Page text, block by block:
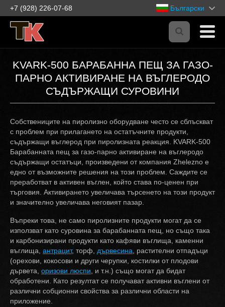
+7 (928) 226-07-68 Български
KVARK-500 БАРАБАННА ПЕЩ ЗА ГАЗО-
ПАРНО АКТИВИРАНЕ НА ВЪГЛЕРОДО
СЪДЪРЖАЩИ СУРОВИНИ
Собствениците на пиролизно оборудване често се сблъскват
с проблем при прилагането на остатъчните продукти,
съдържащи въглерод при пиролизната реакция. KVARK-500
Барабанната пещ за газо-парно активиране на въглеродо
съдържащи остатъци, произведени от компания Zhelezno е
едно от възможните решения на този проблем. Саждите се
преработват в активен въглен, който става по-ценен при
търговия. Активирането увеличава търсенето на този продукт
и значително увеличава неговият пазар.
Въпреки това, не само пиролизните продукти могат да се
използват като суровина за барабанната пещ, но също така
и карбонизирани продукти като кафяви въглища, каменни
въглища, антрацит, торф, дървесина, растителни отпадъци
(орехови, кокосови и други черупки, костилки от плодови
дървета, оризови люспи, и т.н.) също могат да бидат
обработени. Като резултат се получават активни въглени от
различни собционни свойства за различни области на
приложение.